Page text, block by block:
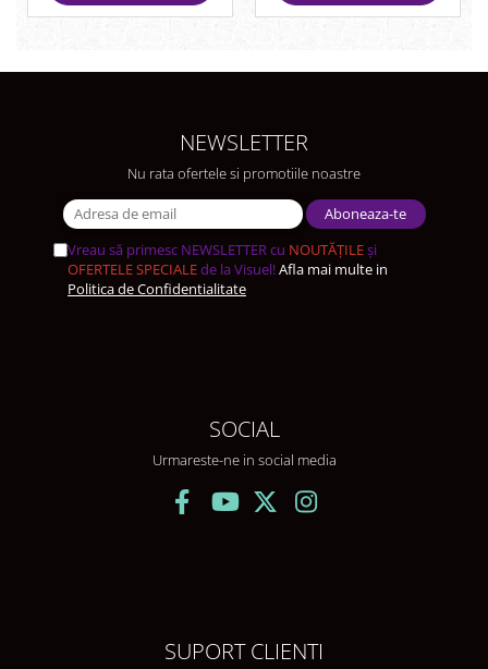
NEWSLETTER
Nu rata ofertele si promotiile noastre
Vreau să primesc NEWSLETTER cu NOUTĂȚILEși
OFERTELE SPECIALEde la Visuel!Afla mai multe in
Politica de Confidentialitate
SOCIAL
Urmareste-ne in social media
SUPORT CLIENTI